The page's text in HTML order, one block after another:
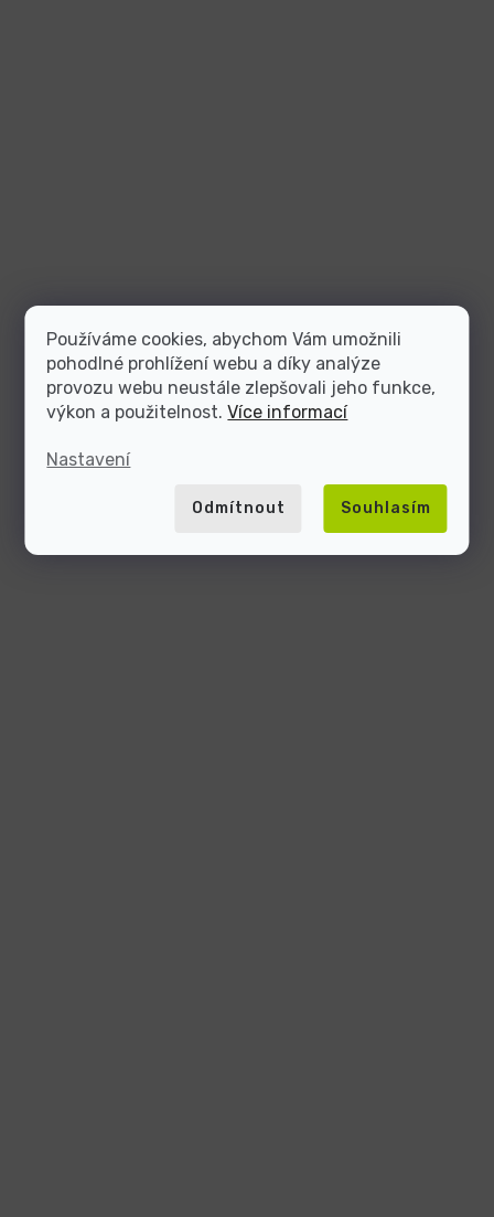
Používáme cookies, abychom Vám umožnili
pohodlné prohlížení webu a díky analýze
provozu webu neustále zlepšovali jeho funkce,
výkon a použitelnost.Více informací
Nastavení
Odmítnout Souhlasím